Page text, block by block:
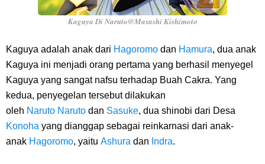
Kaguya Di Naruto@Masashi Kishimoto
Kaguya adalah anak dari Hagoromo dan Hamura, dua anak
Kaguya ini menjadi orang pertama yang berhasil menyegel
Kaguya yang sangat nafsu terhadap Buah Cakra. Yang
kedua, penyegelan tersebut dilakukan
oleh Naruto Naruto dan Sasuke, dua shinobi dari Desa
Konoha yang dianggap sebagai reinkarnasi dari anak-
anak Hagoromo, yaitu Ashura dan Indra.